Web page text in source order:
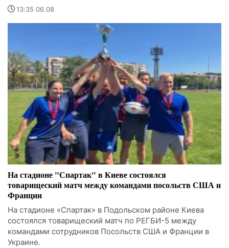
13:35 06.08
На стадионе "Спартак" в Киеве состоялся
товарищеский матч между командами посольств США и
Франции
На стадионе «Спартак» в Подольском районе Киева
состоялся товарищеский матч по РЕГБИ-5 между
командами сотрудников Посольств США и Франции в
Украине.